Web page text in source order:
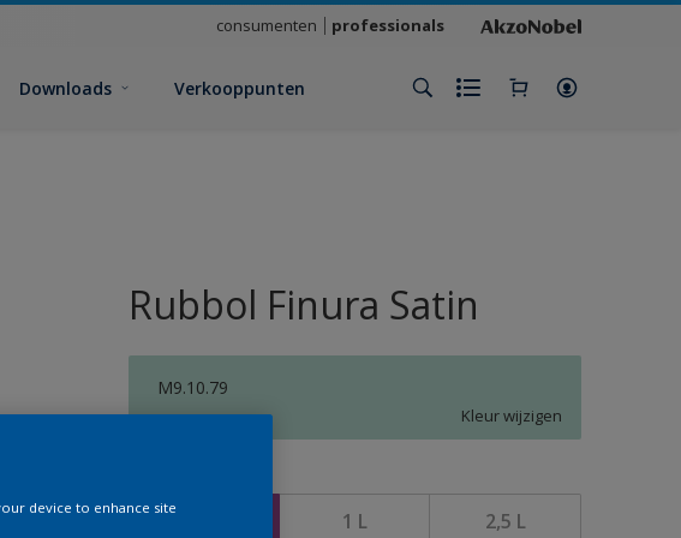
consumenten professionals
Downloads Verkooppunten
Rubbol Finura Satin
M9.10.79
Kleur wijzigen
500 ML 1 L 2,5 L
device to enhance site